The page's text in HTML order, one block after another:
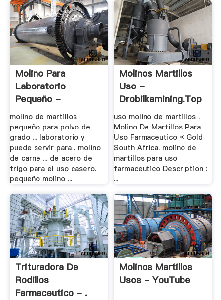
Molino Para
Laboratorio
Pequeño -
Trituradora De .
molino de martillos
pequeño para polvo de
grado ... laboratorio y
puede servir para . molino
de carne ... de acero de
trigo para el uso casero.
pequeño molino ...
Molinos Martillos
Uso -
Drobilkamining.top
uso molino de martillos .
Molino De Martillos Para
Uso Farmaceutico « Gold
South Africa. molino de
martillos para uso
farmaceutico Description :
...
Trituradora De
Rodillos
Farmaceutico - .
Molinos Martillos
Usos - YouTube